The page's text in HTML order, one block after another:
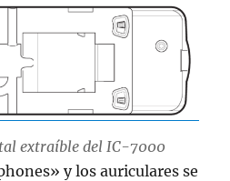
extraíble del IC-7000
y los auriculares se